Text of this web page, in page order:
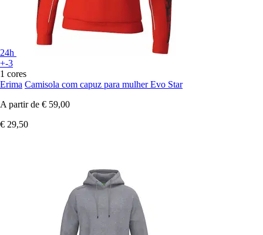
24h
+-3
1 cores
Erima Camisola com capuz para mulher Evo Star
A partir de € 59,00
€ 29,50